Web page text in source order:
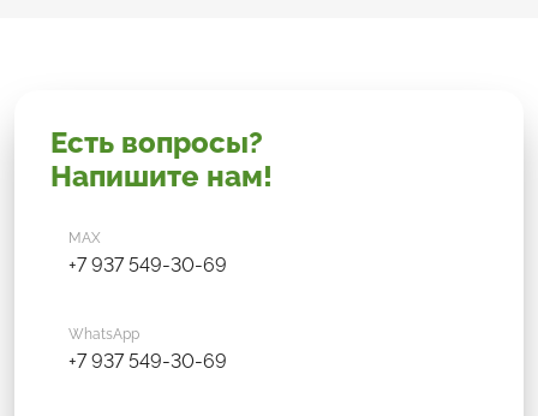
Есть вопросы?
Напишите нам!
MAX
+7 937 549-30-69
WhatsApp
+7 937 549-30-69